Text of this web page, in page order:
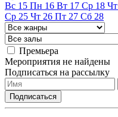
Вс 15 Пн 16 Вт 17 Ср 18 Чт
Ср 25 Чт 26 Пт 27 Сб 28
Премьера
Мероприятия не найдены
Подписаться на рассылку